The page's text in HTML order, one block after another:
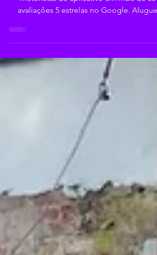
Zencar é confiável? Descubra o que dizem
avaliações 5 estrelas no Google. Alugue
com segurança e atendimento humano.